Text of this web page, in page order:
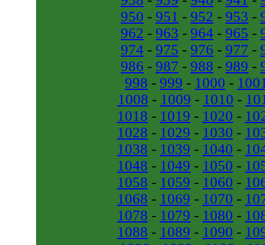
950 - 951 - 952 - 953 -
962 - 963 - 964 - 965 -
974 - 975 - 976 - 977 -
986 - 987 - 988 - 989 -
998 - 999 - 1000 -
1008 - 1009 - 1010 -
1018 - 1019 - 1020 -
1028 - 1029 - 1030 -
1038 - 1039 - 1040 -
1048 - 1049 - 1050 -
1058 - 1059 - 1060 -
1068 - 1069 - 1070 -
1078 - 1079 - 1080 -
1088 - 1089 - 1090 -